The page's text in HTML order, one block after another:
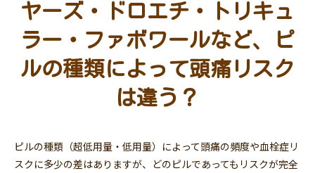
ヤーズ・ドロエチ・トリキュ
ラー・ファボワールなど、ピ
ルの種類によって頭痛リスク
は違う？
ピルの種類（超低用量・低用量）によって頭痛の頻度や血栓症リ
スクに多少の差はありますが、どのピルであってもリスクが完全